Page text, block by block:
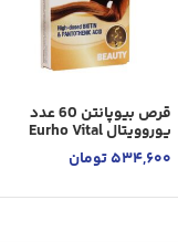
قرص بیوپانتن 60 عدد
یوروویتال Eurho Vital
534,600تومان